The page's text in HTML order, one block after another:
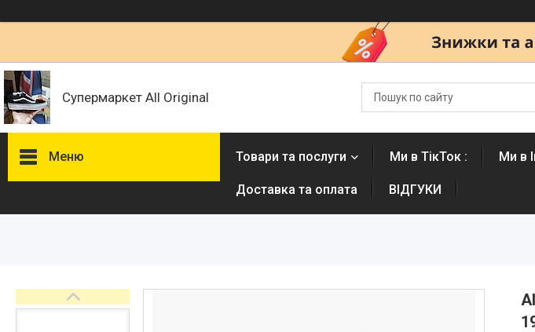
Супермаркет All Original
Меню Товари та послуги Ми в ТікТок : Ми в
Доставка та оплата ВІДГУКИ